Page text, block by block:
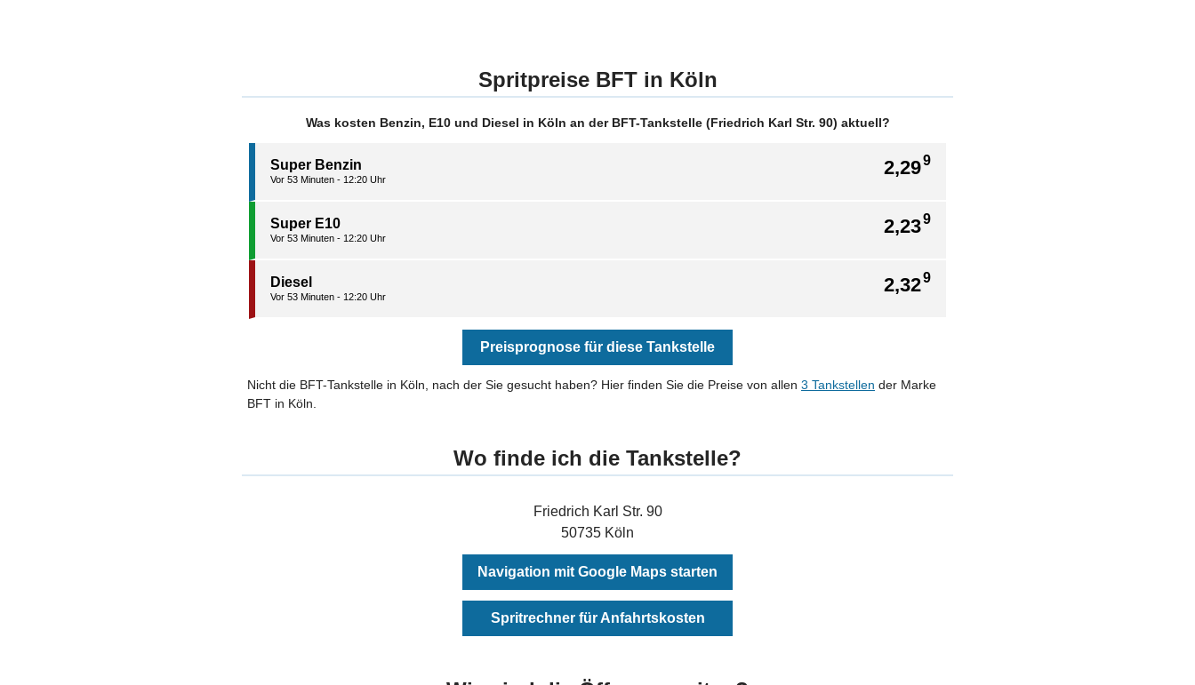
Spritpreise BFT in Köln
Was kosten Benzin, E10 und Diesel in Köln an der BFT-Tankstelle (Friedrich Karl Str. 90) aktuell?
2,299
Super Benzin
Vor 53 Minuten - 12:20 Uhr
2,239
Super E10
Vor 53 Minuten - 12:20 Uhr
2,329
Diesel
Vor 53 Minuten - 12:20 Uhr
Preisprognose für diese Tankstelle
Nicht die BFT-Tankstelle in Köln, nach der Sie gesucht haben? Hier finden Sie die Preise von allen 3 Tankstellen der Marke
BFT in Köln.
Wo finde ich die Tankstelle?
Friedrich Karl Str. 90
50735 Köln
Navigation mit Google Maps starten
Spritrechner für Anfahrtskosten